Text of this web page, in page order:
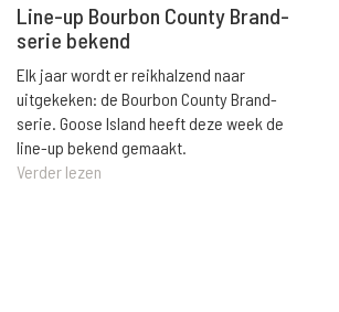
Line-up Bourbon County Brand-
serie bekend
Elk jaar wordt er reikhalzend naar
uitgekeken: de Bourbon County Brand-
serie. Goose Island heeft deze week de
line-up bekend gemaakt.
Verder lezen